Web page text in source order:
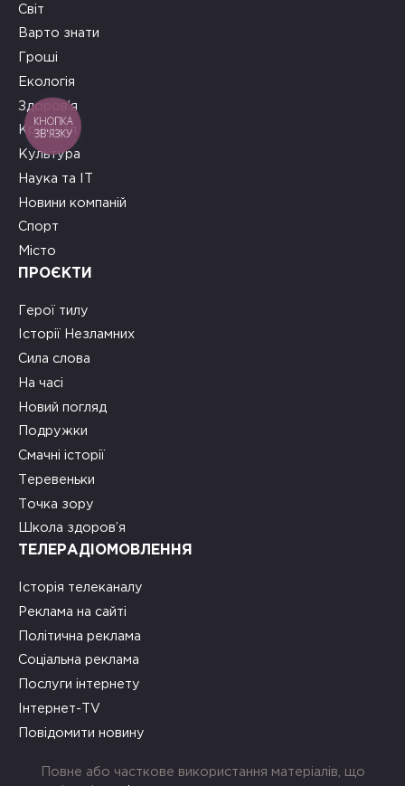
Світ
Варто знати
Гроші
Екологія
Здоров’я
Кримінал
Культура
Наука та ІТ
Новини компаній
Спорт
Місто
ПРОЄКТИ
Герої тилу
Історії Незламних
Сила слова
На часі
Новий погляд
Подружки
Смачні історії
Теревеньки
Точка зору
Школа здоров’я
ТЕЛЕРАДІОМОВЛЕННЯ
Історія телеканалу
Реклама на сайті
Політична реклама
Соціальна реклама
Послуги інтернету
Інтернет-TV
Повідомити новину
Повне або часткове використання матеріалів, що
КНОПКА
ЗВ'ЯЗКУ